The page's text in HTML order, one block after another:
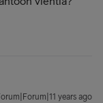
years ago